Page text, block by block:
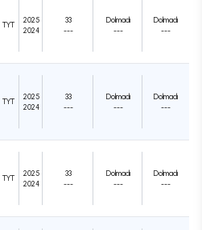
TYT
2025
2024
33
---
Dolmadı
---
Dolmadı
---
TYT
2025
2024
33
---
Dolmadı
---
Dolmadı
---
TYT
2025
2024
33
---
Dolmadı
---
Dolmadı
---